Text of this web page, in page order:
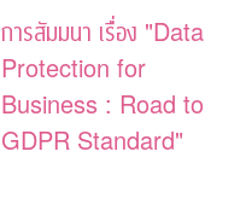
การสัมมนา เรื่อง "Data
Protection for
Business : Road to
GDPR Standard"